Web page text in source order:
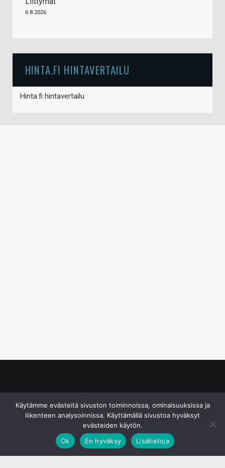
6.8.2026
HINTA.FI HINTAVERTAILU
Hinta.fi hintavertailu
Käytämme evästeitä sivuston toiminnoissa, ominaisuuksissa ja
liikenteen analysoinnissa. Käyttämällä sivustoa hyväksyt
evästeiden käytön.
Ok
En hyväksy Lisätietoja